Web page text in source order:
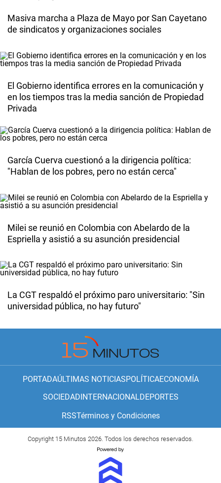
Masiva marcha a Plaza de Mayo por San Cayetano
de sindicatos y organizaciones sociales
El Gobierno identifica errores en la comunicación y
en los tiempos tras la media sanción de Propiedad
Privada
García Cuerva cuestionó a la dirigencia política:
"Hablan de los pobres, pero no están cerca"
Milei se reunió en Colombia con Abelardo de la
Espriella y asistió a su asunción presidencial
La CGT respaldó el próximo paro universitario: "Sin
universidad pública, no hay futuro"
PORTADAÚLTIMAS NOTICIASPOLÍTICAECONOMÍA
SOCIEDAD INTERNACIONALDEPORTES
RSSTérminos y Condiciones
Copyright 15 Minutos 2026. Todos los derechos reservados.